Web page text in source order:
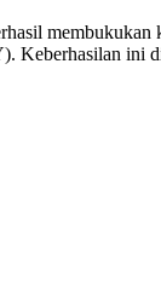
membukukan
Keberhasilan ini